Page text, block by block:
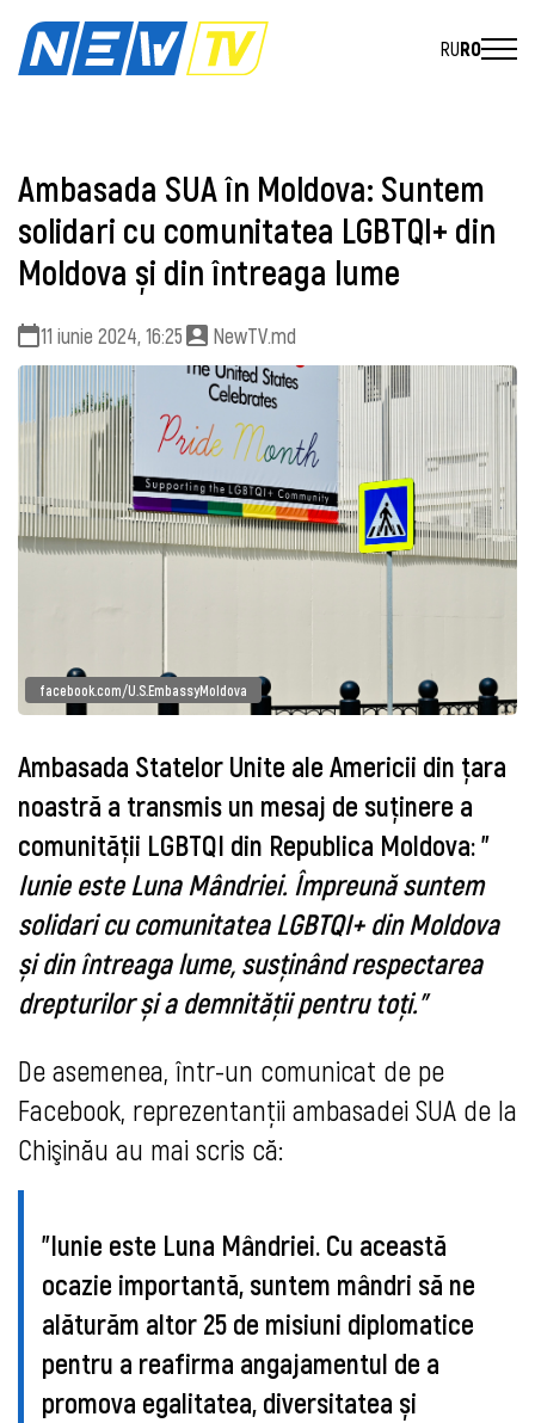
RURO
Ambasada SUA în Moldova: Suntem
solidari cu comunitatea LGBTQI+ din
Moldova și din întreaga lume
11 iunie 2024, 16:25 NewTV.md
facebook.com/U.S.EmbassyMoldova
Ambasada Statelor Unite ale Americii din ţara
noastră a transmis un mesaj de suţinere a
comunităţii LGBTQI din Republica Moldova: "
Iunie este Luna Mândriei. Împreună suntem
solidari cu comunitatea LGBTQI+ din Moldova
și din întreaga lume, susținând respectarea
drepturilor și a demnității pentru toți."
De asemenea, într-un comunicat de pe
Facebook, reprezentanţii ambasadei SUA de la
Chişinău au mai scris că:
"Iunie este Luna Mândriei. Cu această
ocazie importantă, suntem mândri să ne
alăturăm altor 25 de misiuni diplomatice
pentru a reafirma angajamentul de a
promova egalitatea, diversitatea și